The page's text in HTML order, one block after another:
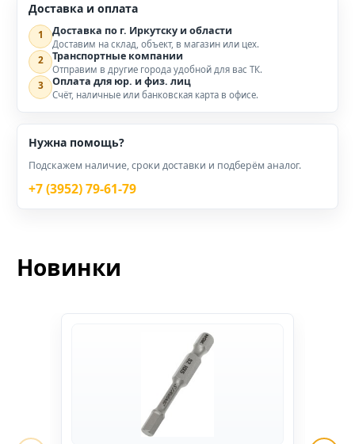
Доставка и оплата
1 Доставка по г. Иркутску и области
Доставим на склад, объект, в магазин или цех.
2 Транспортные компании
Отправим в другие города удобной для вас ТК.
3 Оплата для юр. и физ. лиц
Счёт, наличные или банковская карта в офисе.
Нужна помощь?
Подскажем наличие, сроки доставки и подберём аналог.
+7 (3952) 79-61-79
Новинки